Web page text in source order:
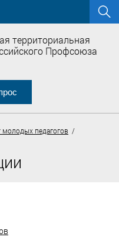
территориальная
Профсоюза
молодых педагогов /